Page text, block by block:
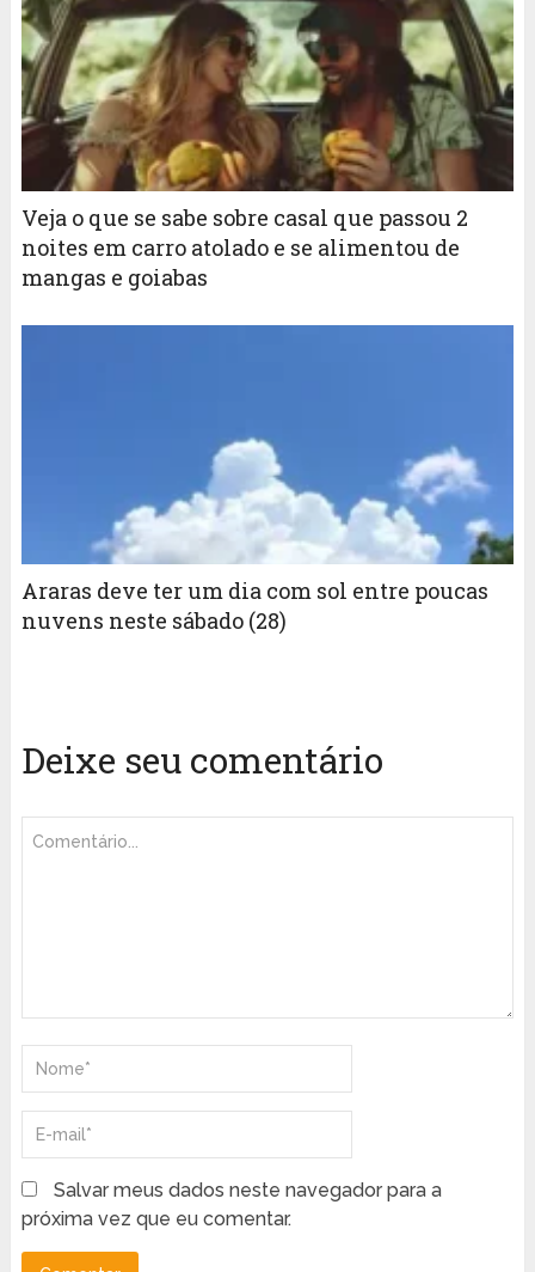
Veja o que se sabe sobre casal que passou 2
noites em carro atolado e se alimentou de
mangas e goiabas
Araras deve ter um dia com sol entre poucas
nuvens neste sábado (28)
Deixe seu comentário
Salvar meus dados neste navegador para a
próxima vez que eu comentar.